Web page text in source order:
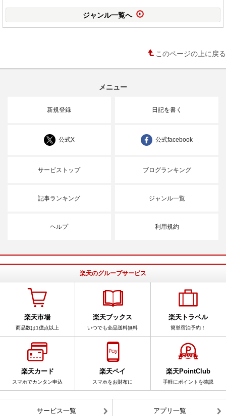
ジャンル一覧へ
このページの上に戻る
メニュー
新規登録 日記を書く
公式X 公式facebook
サービストップ ブログランキング
記事ランキング ジャンル一覧
ヘルプ 利用規約
楽天のグループサービス
楽天市場
商品数は1億点以上
楽天ブックス
いつでも全品送料無料
楽天トラベル
簡単宿泊予約！
楽天カード
スマホでカンタン申込
楽天ペイ
スマホをお財布に
楽天PointClub
手軽にポイントを確認
サービス一覧 アプリ一覧